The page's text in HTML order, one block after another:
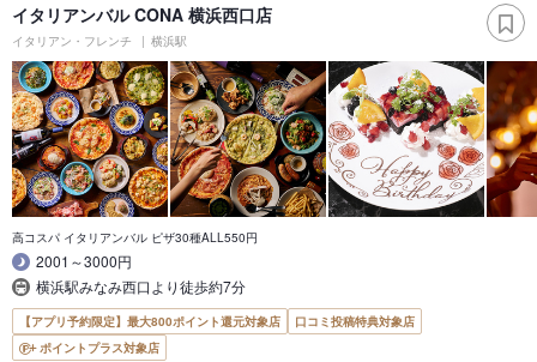
イタリアンバル CONA 横浜西口店
イタリアン・フレンチ 横浜駅
高コスパ イタリアンバル ピザ30種ALL550円
2001～3000円
横浜駅みなみ西口より徒歩約7分
【アプリ予約限定】最大800ポイント還元対象店
口コミ投稿特典対象店
ポイントプラス対象店